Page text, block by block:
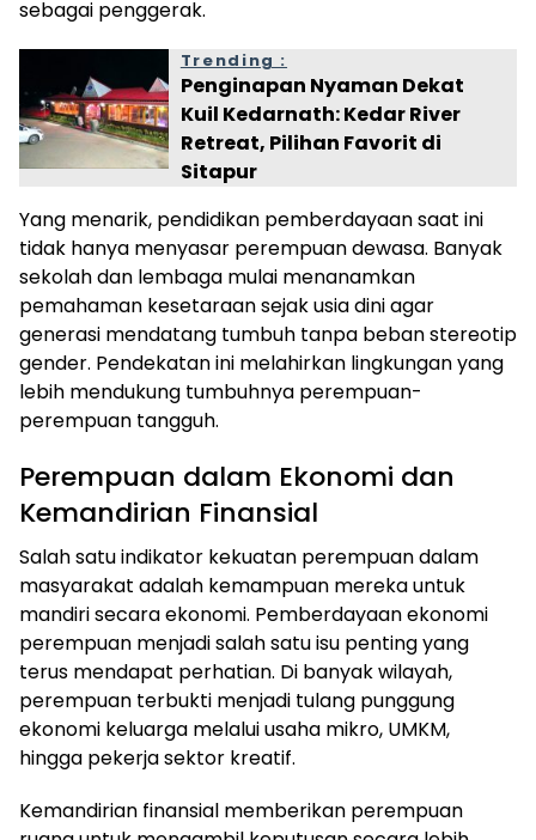
sebagai penggerak.
Trending :
Penginapan Nyaman Dekat
Kuil Kedarnath: Kedar River
Retreat, Pilihan Favorit di
Sitapur
Yang menarik, pendidikan pemberdayaan saat ini
tidak hanya menyasar perempuan dewasa. Banyak
sekolah dan lembaga mulai menanamkan
pemahaman kesetaraan sejak usia dini agar
generasi mendatang tumbuh tanpa beban stereotip
gender. Pendekatan ini melahirkan lingkungan yang
lebih mendukung tumbuhnya perempuan-
perempuan tangguh.
Perempuan dalam Ekonomi dan
Kemandirian Finansial
Salah satu indikator kekuatan perempuan dalam
masyarakat adalah kemampuan mereka untuk
mandiri secara ekonomi. Pemberdayaan ekonomi
perempuan menjadi salah satu isu penting yang
terus mendapat perhatian. Di banyak wilayah,
perempuan terbukti menjadi tulang punggung
ekonomi keluarga melalui usaha mikro, UMKM,
hingga pekerja sektor kreatif.
Kemandirian finansial memberikan perempuan